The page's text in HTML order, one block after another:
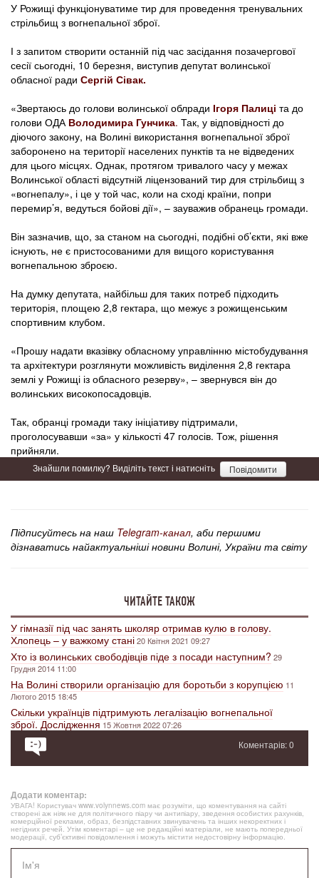
У Рожищі функціонуватиме тир для проведення тренувальних
стрільбищ з вогнепальної зброї.
І з запитом створити останній під час засідання позачергової
сесії сьогодні, 10 березня, виступив депутат волинської
обласної ради Сергій Сівак.
«Звертаюсь до голови волинської облради Ігоря Палиці та до
голови ОДА Володимира Гунчика. Так, у відповідності до
діючого закону, на Волині використання вогнепальної зброї
заборонено на території населених пунктів та не відведених
для цього місцях. Однак, протягом тривалого часу у межах
Волинської області відсутній ліцензований тир для стрільбищ з
«вогнепалу», і це у той час, коли на сході країни, попри
перемир’я, ведуться бойові дії», – зауважив обранець громади.
Він зазначив, що, за станом на сьогодні, подібні об’єкти, які вже
існують, не є пристосованими для вищого користування
вогнепальною зброєю.
На думку депутата, найбільш для таких потреб підходить
територія, площею 2,8 гектара, що межує з рожищенським
спортивним клубом.
«Прошу надати вказівку обласному управлінню містобудування
та архітектури розглянути можливість виділення 2,8 гектара
землі у Рожищі із обласного резерву», – звернувся він до
волинських високопосадовців.
Так, обранці громади таку ініціативу підтримали,
проголосувавши «за» у кількості 47 голосів. Тож, рішення
прийняли.
Знайшли помилку? Виділіть текст і натисніть Повідомити
Підписуйтесь на наш Telegram-канал, аби першими
дізнаватись найактуальніші новини Волині, України та світу
ЧИТАЙТЕ ТАКОЖ
У гімназії під час занять школяр отримав кулю в голову.
Хлопець – у важкому стані20 Квітня 2021 09:27
Хто із волинських свободівців піде з посади наступним? 29
Грудня 2014 11:00
На Волині створили організацію для боротьби з корупцією 11
Лютого 2015 18:45
Скільки українців підтримують легалізацію вогнепальної
зброї. Дослідження 15 Жовтня 2022 07:26
Коментарів: 0
Додати коментар:
УВАГА! Користувач www.volynnews.com має розуміти, що коментування на сайті
створені аж ніяк не для політичного піару чи антипіару, зведення особистих рахунків,
комерційної реклами, образ, безпідставних звинувачень та інших некоректних і
негідних речей. Утім коментарі – це не редакційні матеріали, не мають попередньої
модерації, суб’єктивні повідомлення і можуть містити недостовірну інформацію.